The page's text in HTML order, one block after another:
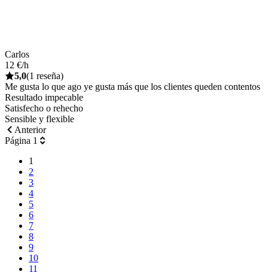
Carlos
12 €/h
5,0(1 reseña)
Me gusta lo que ago ye gusta más que los clientes queden contentos
Resultado impecable
Satisfecho o rehecho
Sensible y flexible
Anterior
Página 1
1
2
3
4
5
6
7
8
9
10
11